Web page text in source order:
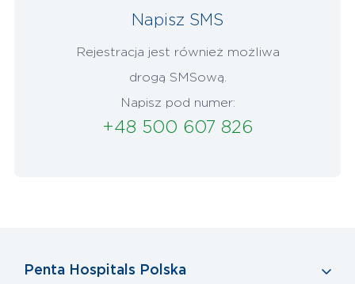
Napisz SMS
Rejestracja jest również możliwa
drogą SMSową.
Napisz pod numer:
+48 500 607 826
Penta Hospitals Polska